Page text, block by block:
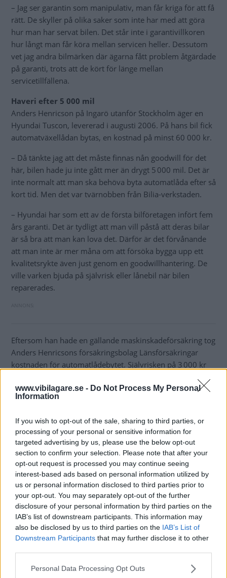
www.vibilagare.se - Do Not Process My Personal
Information
If you wish to opt-out of the sale, sharing to third parties, or
processing of your personal or sensitive information for
targeted advertising by us, please use the below opt-out
section to confirm your selection. Please note that after your
opt-out request is processed you may continue seeing
interest-based ads based on personal information utilized by
us or personal information disclosed to third parties prior to
your opt-out. You may separately opt-out of the further
disclosure of your personal information by third parties on the
IAB’s list of downstream participants. This information may
also be disclosed by us to third parties on the IAB’s List of
Downstream Participants that may further disclose it to other
Please note that this website/app uses one or more Google
Personal Data Processing Opt Outs
– Jag ser garantin som manipulativ, man får kriga för att få
rätt. De skyller på olika saker som inte har med att göra
hur man har servat bilen. Det står inte i garantivillkoren
hur långt man får köra mellan servicen heller. Dessutom
vet jag andra bilmärken där ägarna fått problem åtgärdade
på garanti, trots att de kört för länge mellan
servicetillfällena.
Haveri efter 5 000 mil
Anders Henricson på Ingarö utanför Stockholm äger en
Hyundai Tuscon, levererad i augusti 2006. På hans bil fick
automatväxellådan bytas, en kostnad på minst 60 000 kr.
– Då tänkte jag att det måste finnas nån goodwill för det
här, bilen hade ju inte gått mer än drygt 5 000 mil. Det är
inte normalt att man ska behöva byta automatlåda efter så
kort tid. Men det var tvärnobben från Bilia-verkstaden.
– Hyundai har som ett av de första bilföretagen infört fem
års garanti. Det är tydligt att man vill påstå att deras bilar
är så bra att man kan lova det. Därför är det förvånande
att man inte är mer måna om att försöka bygga upp ett
kvalitetsrykte även just genom en goodwillhantering. De
ville varken bjuda på självrisk eller lånebil när bilen
reparerades.
Eftersom han hade en gällande maskinskadeförsäkring tog
Anders Henricsons försäkringsbolag Länsförsäkringar
kostnaden för automatlådebytet. Självrisken på 3 000 kr
– Jag blir upprörd över att bilfabrikanternas
på premien. Det är ojust mot försäkringstagarna tycker
jag, bilföretagen borde själva stå för det här, säger Anders
Henricson.
”Försäkringen täckte”
Arne Ericsson, vice regiondirektör på Bilia Stockholm:
– Vi hjälpte kunden med att ta det på
maskinskadeförsäkringen, som täckte i det här fallet.
– Om det varit något annat fel, kullager eller hjullager, där
försäkringen inte hade gällt, så hade vi nog kunnat ställa
upp och ta en kostnad på mellan 50 och 100 procent på
den här bilen.